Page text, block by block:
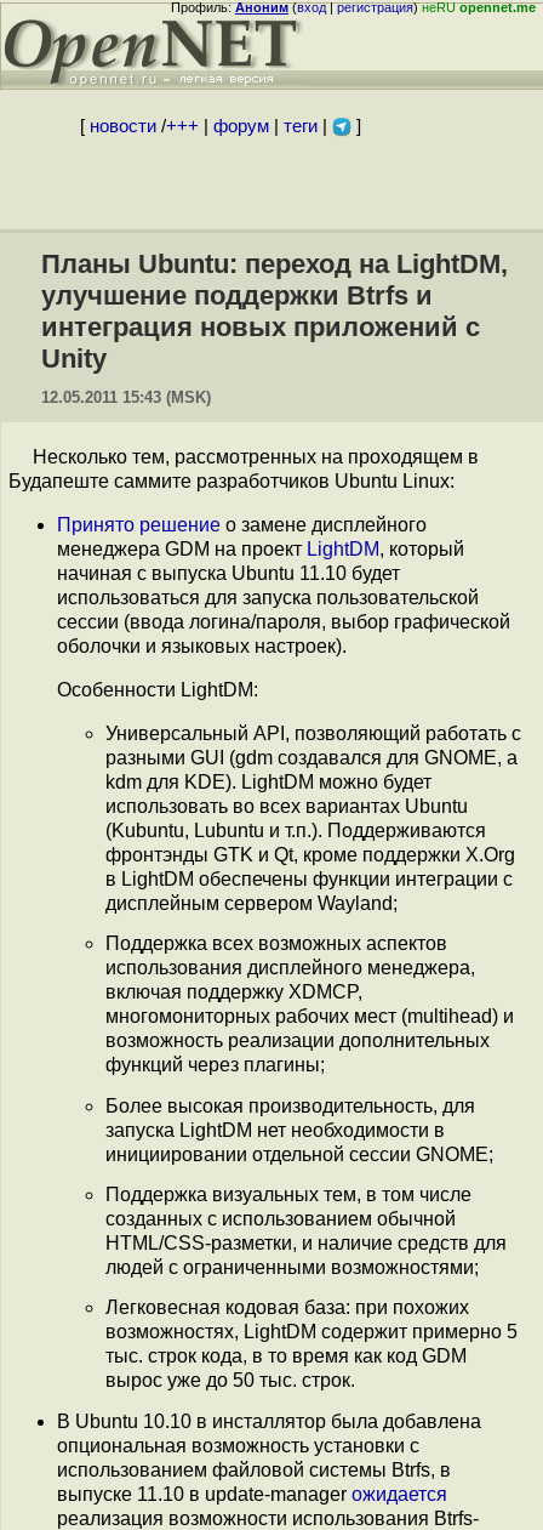
Профиль:Аноним(вход|регистрация)неRUopennet.me
[ новости/+++ форум| теги| ]
Планы Ubuntu: переход на LightDM,
улучшение поддержки Btrfs и
интеграция новых приложений с
Unity
12.05.2011 15:43 (MSK)
Несколько тем, рассмотренных на проходящем в
Будапеште саммите разработчиков Ubuntu Linux:
Принято решение о замене дисплейного
менеджера GDM на проект LightDM, который
начиная с выпуска Ubuntu 11.10 будет
использоваться для запуска пользовательской
сессии (ввода логина/пароля, выбор графической
оболочки и языковых настроек).
Особенности LightDM:
Универсальный API, позволяющий работать с
разными GUI (gdm создавался для GNOME, а
kdm для KDE). LightDM можно будет
использовать во всех вариантах Ubuntu
(Kubuntu, Lubuntu и т.п.). Поддерживаются
фронтэнды GTK и Qt, кроме поддержки X.Org
в LightDM обеспечены функции интеграции с
дисплейным сервером Wayland;
Поддержка всех возможных аспектов
использования дисплейного менеджера,
включая поддержку XDMCP,
многомониторных рабочих мест (multihead) и
возможность реализации дополнительных
функций через плагины;
Более высокая производительность, для
запуска LightDM нет необходимости в
инициировании отдельной сессии GNOME;
Поддержка визуальных тем, в том числе
созданных с использованием обычной
HTML/CSS-разметки, и наличие средств для
людей с ограниченными возможностями;
Легковесная кодовая база: при похожих
возможностях, LightDM содержит примерно 5
тыс. строк кода, в то время как код GDM
вырос уже до 50 тыс. строк.
В Ubuntu 10.10 в инсталлятор была добавлена
опциональная возможность установки с
использованием файловой системы Btrfs, в
выпуске 11.10 в update-manager ожидается
реализация возможности использования Btrfs-